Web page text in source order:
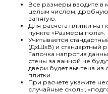
Все размеры вводите в
целым числом, дробную
запятую.
Для расчета плитки на
пункте «Размеры пола».
Учитывается
(ДхШхВ) и стандартный
Галочка напротив
стены за ванной не
двери будет вычтена
плитки.
При расчете укажите
случайные сколы,